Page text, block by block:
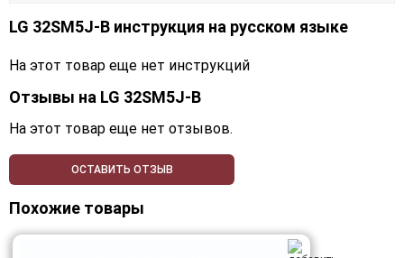
LG 32SM5J-B инструкция на русском языке
На этот товар еще нет инструкций
Отзывы на LG 32SM5J-B
На этот товар еще нет отзывов.
ОСТАВИТЬ ОТЗЫВ
Похожие товары